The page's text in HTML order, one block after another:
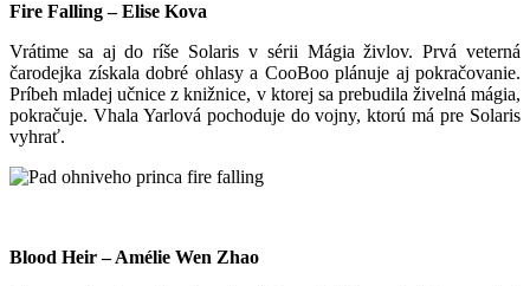
Fire Falling – Elise Kova
Vrátime sa aj do ríše Solaris v sérii Mágia živlov. Prvá veterná
čarodejka získala dobré ohlasy a CooBoo plánuje aj pokračovanie.
Príbeh mladej učnice z knižnice, v ktorej sa prebudila živelná mágia,
pokračuje. Vhala Yarlová pochoduje do vojny, ktorú má pre Solaris
vyhrať.
Blood Heir – Amélie Wen Zhao